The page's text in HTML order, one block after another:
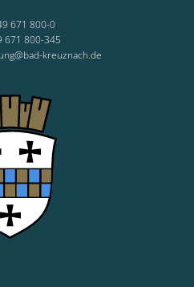
671 800-0
671 800-345
kreuznach.de